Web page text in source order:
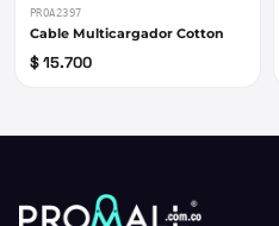
PROA2397
Cable Multicargador Cotton
$ 15.700